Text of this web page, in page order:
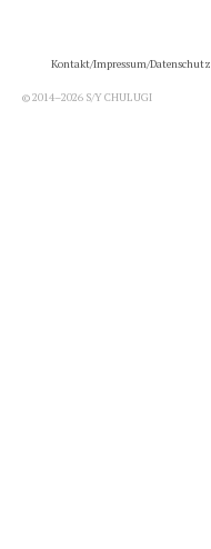
Kontakt/Impressum/Datenschutz
© 2014–2026 S/Y CHULUGI